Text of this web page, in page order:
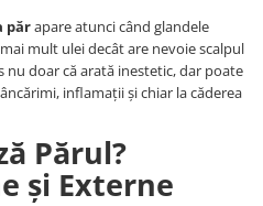
părapare atunci când glandele
mult ulei decât are nevoie scalpul
nu doar că arată inestetic, dar poate
inflamații și chiar la căderea
Părul?
și Externe